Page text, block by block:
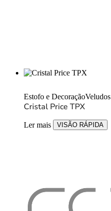
Estofo e DecoraçãoVeludos
Cristal Price TPX
Ler mais VISÃO RÁPIDA